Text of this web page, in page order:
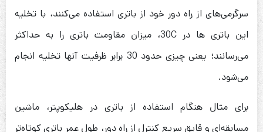
سرگرمی‌های از راه دور خود از باتری استفاده می‌کنند، با تخلیه
این باتری ها در 30C، میزان مقاومت باتری را به حداکثر
می‌رسانند؛ یعنی چیزی حدود 30 برابر ظرفیت آنها تخلیه انجام
می‌شود.
برای مثال هنگام استفاده از باتری در هلیکوپتر، ماشین
مسابقه‌ای و قایق سریع کنترل از راه دور، طول عمر باتری کوتاه‌تر